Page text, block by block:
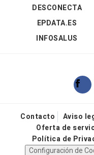
DESCONECTA
EPDATA.ES
INFOSALUS
Contacto Aviso
Oferta de
Política de
Configuración de